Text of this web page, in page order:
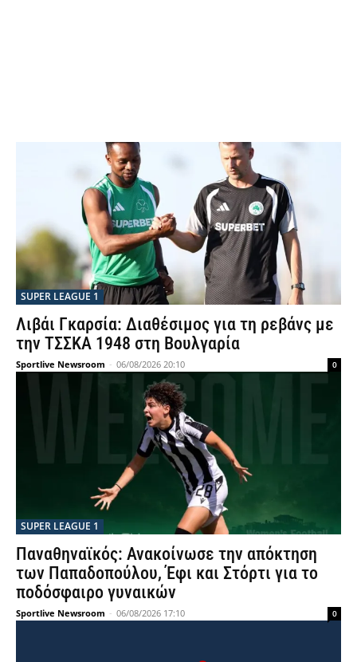
SUPER LEAGUE 1
Λιβάι Γκαρσία: Διαθέσιμος για τη ρεβάνς με
την ΤΣΣΚΑ 1948 στη Βουλγαρία
Sportlive Newsroom - 06/08/2026 20:10 0
SUPER LEAGUE 1
Παναθηναϊκός: Ανακοίνωσε την απόκτηση
των Παπαδοπούλου, Έφι και Στόρτι για το
ποδόσφαιρο γυναικών
Sportlive Newsroom - 06/08/2026 17:10 0